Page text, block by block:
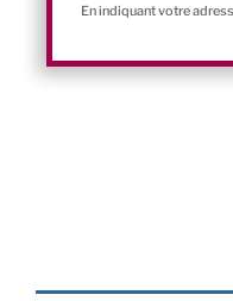
En indiquant votre